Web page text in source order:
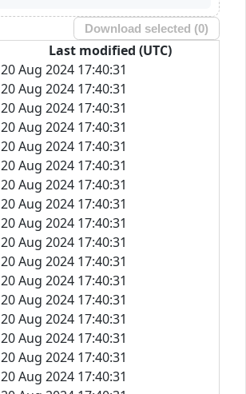
Download selected (0)
Last modified (UTC)
20 Aug 2024 17:40:31
20 Aug 2024 17:40:31
20 Aug 2024 17:40:31
20 Aug 2024 17:40:31
20 Aug 2024 17:40:31
20 Aug 2024 17:40:31
20 Aug 2024 17:40:31
20 Aug 2024 17:40:31
20 Aug 2024 17:40:31
20 Aug 2024 17:40:31
20 Aug 2024 17:40:31
20 Aug 2024 17:40:31
20 Aug 2024 17:40:31
20 Aug 2024 17:40:31
20 Aug 2024 17:40:31
20 Aug 2024 17:40:31
20 Aug 2024 17:40:31